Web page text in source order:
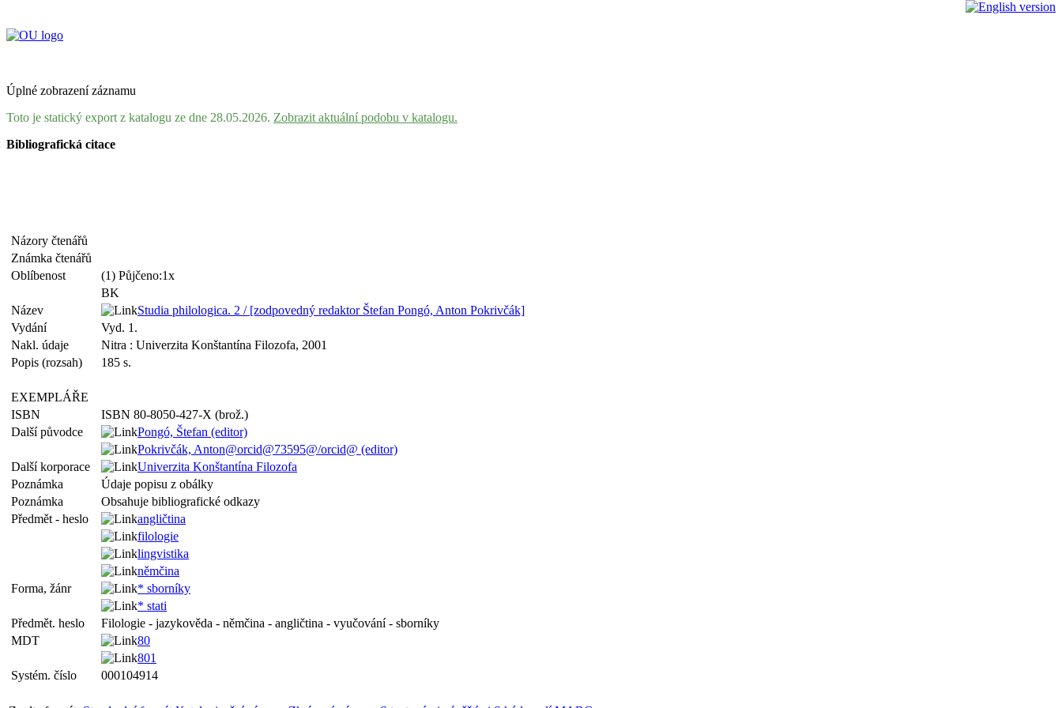
Úplné zobrazení záznamu
Toto je statický export z katalogu ze dne 28.05.2026. Zobrazit aktuální podobu v katalogu.
Bibliografická citace
Názory čtenářů
Známka čtenářů
Oblíbenost
(1) Půjčeno:1x
BK
Název
Studia philologica. 2 / [zodpovedný redaktor Štefan Pongó, Anton Pokrivčák]
Vydání
Vyd. 1.
Nakl. údaje
Nitra : Univerzita Konštantína Filozofa, 2001
Popis (rozsah)
185 s.
EXEMPLÁŘE
ISBN
ISBN 80-8050-427-X (brož.)
Další původce
Pongó, Štefan (editor)
Pokrivčák, Anton@orcid@73595@/orcid@ (editor)
Další korporace
Univerzita Konštantína Filozofa
Poznámka
Údaje popisu z obálky
Poznámka
Obsahuje bibliografické odkazy
Předmět - heslo
angličtina
filologie
lingvistika
němčina
Forma, žánr
* sborníky
* stati
Předmět. heslo
Filologie - jazykověda - němčina - angličtina - vyučování - sborníky
MDT
80
801
Systém. číslo
000104914